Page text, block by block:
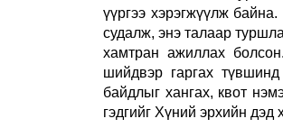
үүргээ хэрэгжүүлж
судалж, энэ талаар
хамтран ажиллах
шийдвэр гаргах
байдлыг хангах, квот
гэдгийг Хүний эрхийн